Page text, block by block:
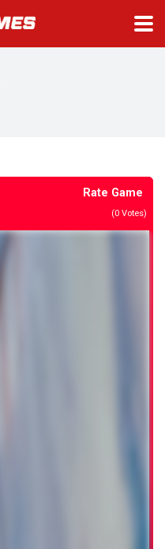
Rate Game
(0 Votes)